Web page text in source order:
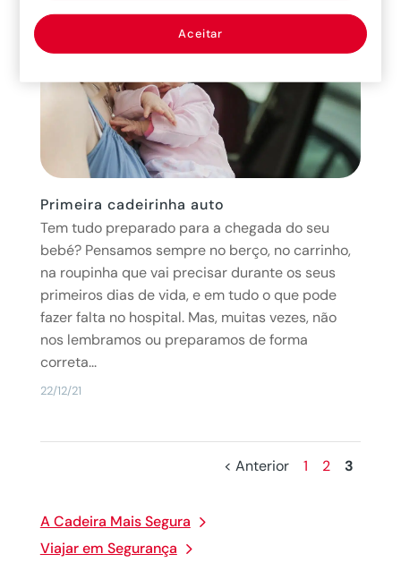
A Cadeira Mais Segura
Viajar em Segurança
Primeira cadeirinha auto
22/12/21
Tem tudo preparado para a chegada do seu
bebé? Pensamos sempre no berço, no carrinho,
na roupinha que vai precisar durante os seus
primeiros dias de vida, e em tudo o que pode
fazer falta no hospital. Mas, muitas vezes, não
nos lembramos ou preparamos de forma
correta...
< Anterior 1 2 3
Aceitar